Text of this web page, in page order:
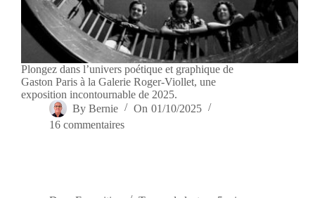
Plongez dans l’univers poétique et graphique de
Gaston Paris à la Galerie Roger-Viollet, une
exposition incontournable de 2025.
By Bernie On 01/10/2025
16 commentaires